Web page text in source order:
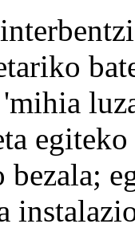
bezala;